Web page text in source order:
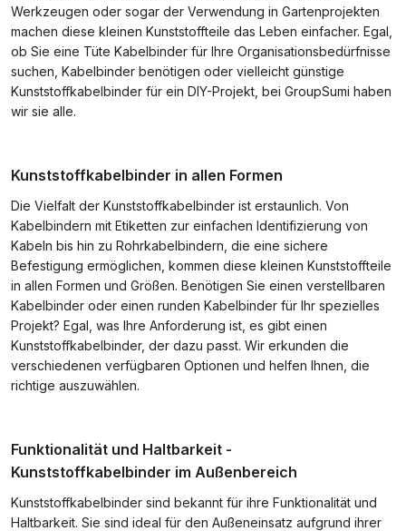
Werkzeugen oder sogar der Verwendung in Gartenprojekten
machen diese kleinen Kunststoffteile das Leben einfacher. Egal,
ob Sie eine Tüte Kabelbinder für Ihre Organisationsbedürfnisse
suchen, Kabelbinder benötigen oder vielleicht günstige
Kunststoffkabelbinder für ein DIY-Projekt, bei GroupSumi haben
wir sie alle.
Kunststoffkabelbinder in allen Formen
Die Vielfalt der Kunststoffkabelbinder ist erstaunlich. Von
Kabelbindern mit Etiketten zur einfachen Identifizierung von
Kabeln bis hin zu Rohrkabelbindern, die eine sichere
Befestigung ermöglichen, kommen diese kleinen Kunststoffteile
in allen Formen und Größen. Benötigen Sie einen verstellbaren
Kabelbinder oder einen runden Kabelbinder für Ihr spezielles
Projekt? Egal, was Ihre Anforderung ist, es gibt einen
Kunststoffkabelbinder, der dazu passt. Wir erkunden die
verschiedenen verfügbaren Optionen und helfen Ihnen, die
richtige auszuwählen.
Funktionalität und Haltbarkeit -
Kunststoffkabelbinder im Außenbereich
Kunststoffkabelbinder sind bekannt für ihre Funktionalität und
Haltbarkeit. Sie sind ideal für den Außeneinsatz aufgrund ihrer